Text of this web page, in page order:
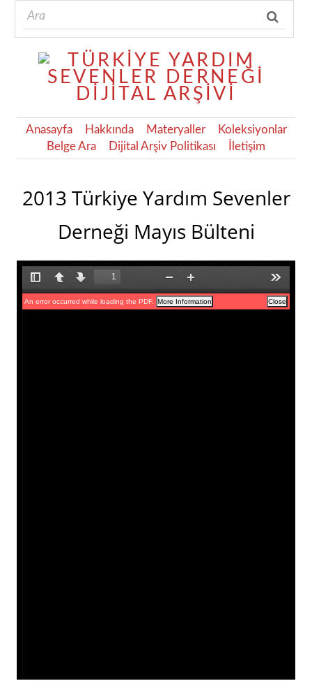
Anasayfa Hakkında Materyaller
Koleksiyonlar
Belge Ara
Dijital Arşiv Politikası İletişim
2013 Türkiye Yardım Sevenler
Derneği Mayıs Bülteni